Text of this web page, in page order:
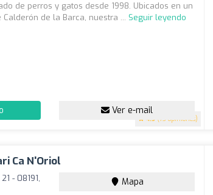
4.5 (73 opiniones)
de perros y gatos desde 1998. Ubicados en un
de la Barca, nuestra ... Seguir leyendo
Ver e-mail
Ca N'Oriol
- 08191,
Mapa